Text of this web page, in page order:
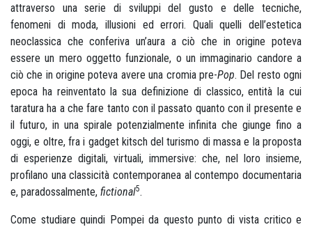
attraverso una serie di sviluppi del gusto e delle tecniche,
fenomeni di moda, illusioni ed errori. Quali quelli dell’estetica
neoclassica che conferiva un’aura a ciò che in origine poteva
essere un mero oggetto funzionale, o un immaginario candore a
ciò che in origine poteva avere una cromia pre-Pop. Del resto ogni
epoca ha reinventato la sua definizione di classico, entità la cui
taratura ha a che fare tanto con il passato quanto con il presente e
il futuro, in una spirale potenzialmente infinita che giunge fino a
oggi, e oltre, fra i gadget kitsch del turismo di massa e la proposta
di esperienze digitali, virtuali, immersive: che, nel loro insieme,
profilano una classicità contemporanea al contempo documentaria
e, paradossalmente, fictional5.
Come studiare quindi Pompei da questo punto di vista critico e